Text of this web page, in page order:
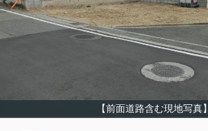
【前面道路含む現地写真】